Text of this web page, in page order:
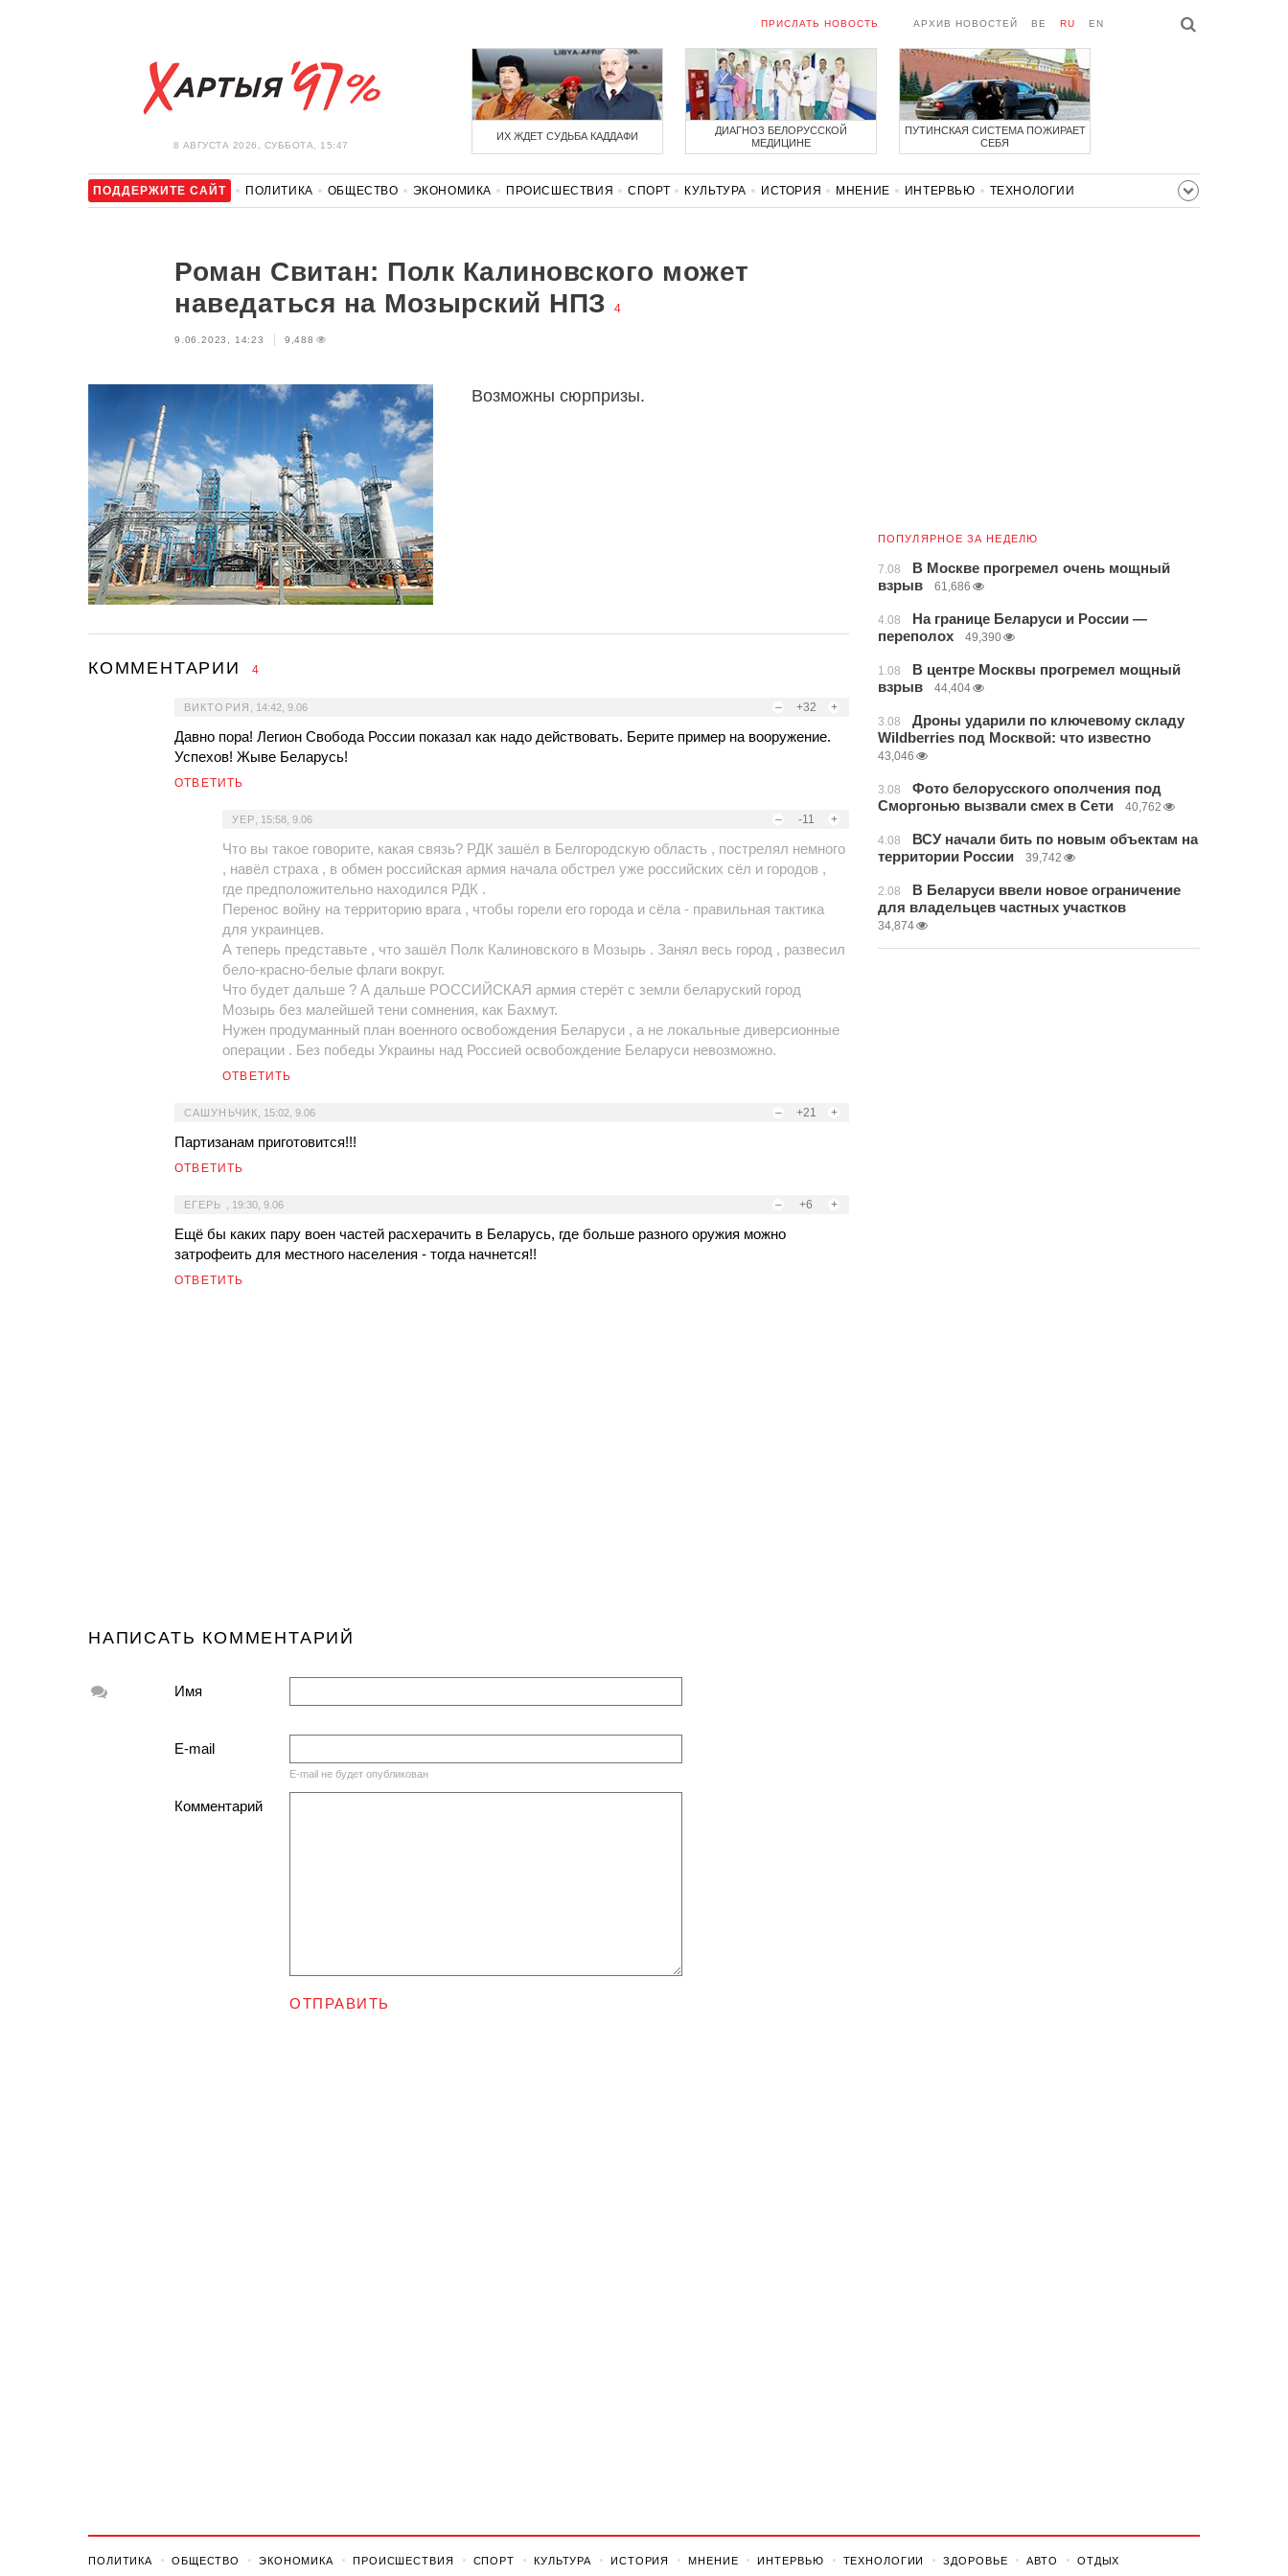
8 АВГУСТА 2026, СУББОТА, 15:47
ПРИСЛАТЬ НОВОСТЬ АРХИВ НОВОСТЕЙ BE RU EN
ИХ ЖДЕТ СУДЬБА КАДДАФИ
ДИАГНОЗ БЕЛОРУССКОЙ
МЕДИЦИНЕ
ПУТИНСКАЯ СИСТЕМА ПОЖИРАЕТ
СЕБЯ
ПОДДЕРЖИТЕ САЙТ ПОЛИТИКА ОБЩЕСТВО ЭКОНОМИКА ПРОИСШЕСТВИЯ СПОРТ КУЛЬТУРА ИСТОРИЯ МНЕНИЕ ИНТЕРВЬЮ
ТЕХНОЛОГИИ
Роман Свитан: Полк Калиновского может
наведаться на Мозырский НПЗ
4
9.06.2023, 14:23 9,488
Возможны сюрпризы.
КОММЕНТАРИИ 4
– +32 +
ВИКТОРИЯ 14:42, 9.06
Давно пора! Легион Свобода России показал как надо действовать. Берите пример на вооружение.
Успехов! Жыве Беларусь!
ОТВЕТИТЬ
– -11 +
УЕР 15:58, 9.06
Что вы такое говорите, какая связь? РДК зашёл в Белгородскую область , пострелял немного
, навёл страха , в обмен российская армия начала обстрел уже российских сёл и городов ,
где предположительно находился РДК .
Перенос войну на территорию врага , чтобы горели его города и сёла - правильная тактика
для украинцев.
А теперь представьте , что зашёл Полк Калиновского в Мозырь . Занял весь город , развесил
бело-красно-белые флаги вокруг.
Что будет дальше ? А дальше РОССИЙСКАЯ армия стерёт с земли беларуский город
Мозырь без малейшей тени сомнения, как Бахмут.
Нужен продуманный план военного освобождения Беларуси , а не локальные диверсионные
операции . Без победы Украины над Россией освобождение Беларуси невозможно.
ОТВЕТИТЬ
– +21 +
САШУНЬЧИК 15:02, 9.06
Партизанам приготовится!!!
ОТВЕТИТЬ
– +6 +
ЕГЕРЬ 19:30, 9.06
Ещё бы каких пару воен частей расхерачить в Беларусь, где больше разного оружия можно
затрофеить для местного населения - тогда начнется!!
ОТВЕТИТЬ
НАПИСАТЬ КОММЕНТАРИЙ
Имя
E-mail
E-mail не будет опубликован
Комментарий
ОТПРАВИТЬ
ПОПУЛЯРНОЕ ЗА НЕДЕЛЮ
7.08
В Москве прогремел очень мощный
взрыв
61,686
4.08
На границе Беларуси и России —
переполох
49,390
1.08
В центре Москвы прогремел мощный
взрыв
44,404
3.08
Дроны ударили по ключевому складу
Wildberries под Москвой: что известно
43,046
3.08
Фото белорусского ополчения под
Сморгонью вызвали смех в Сети
40,762
4.08
ВСУ начали бить по новым объектам на
территории России
39,742
2.08
В Беларуси ввели новое ограничение
для владельцев частных участков
34,874
ПОЛИТИКА ОБЩЕСТВО ЭКОНОМИКА ПРОИСШЕСТВИЯ СПОРТ КУЛЬТУРА ИСТОРИЯ МНЕНИЕ ИНТЕРВЬЮ ТЕХНОЛОГИИ ЗДОРОВЬЕ АВТО ОТДЫХ